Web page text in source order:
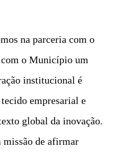
na parceria com o
o Município um
institucional é
empresarial e
global da inovação.
missão de afirmar